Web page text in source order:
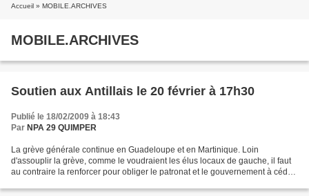
Accueil » MOBILE.ARCHIVES
MOBILE.ARCHIVES
Soutien aux Antillais le 20 février à 17h30
Publié le 18/02/2009 à 18:43
Par NPA 29 QUIMPER
La grève générale continue en Guadeloupe et en Martinique. Loin
d'assouplir la grève, comme le voudraient les élus locaux de gauche, il faut
au contraire la renforcer pour obliger le patronat et le gouvernement à céder.